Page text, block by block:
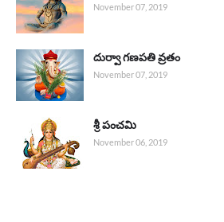
November 07, 2019
దుర్వా గణపతి వ్రతం
November 07, 2019
శ్రీ పంచమి
November 06, 2019